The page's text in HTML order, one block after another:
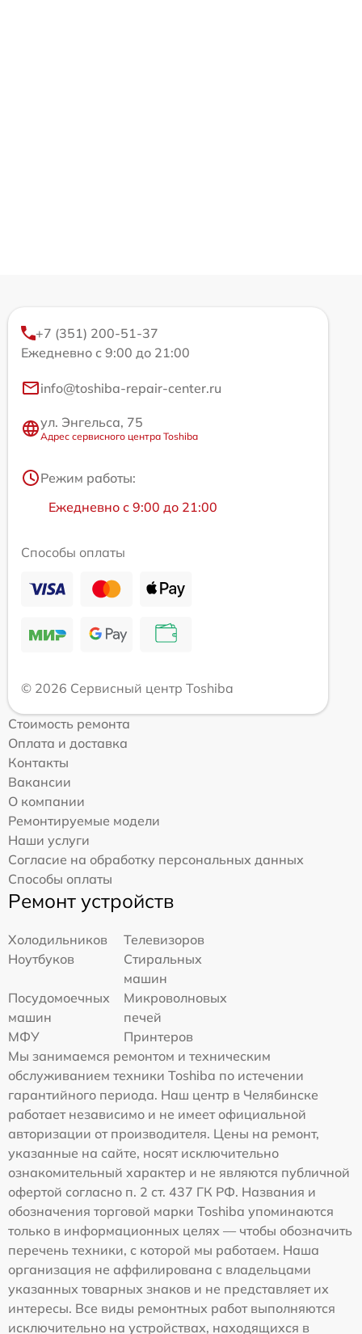
+7 (351) 200-51-37
Ежедневно с 9:00 до 21:00
info@toshiba-repair-center.ru
ул. Энгельса, 75
Адрес сервисного центра Toshiba
Режим работы:
Ежедневно с 9:00 до 21:00
Способы оплаты
© 2026 Сервисный центр Toshiba
Стоимость ремонта
Оплата и доставка
Контакты
Вакансии
О компании
Ремонтируемые модели
Наши услуги
Согласие на обработку персональных данных
Способы оплаты
Ремонт устройств
Холодильников
Телевизоров
Ноутбуков
Стиральных
машин
Посудомоечных
машин
Микроволновых
печей
МФУ
Принтеров
Мы занимаемся ремонтом и техническим
обслуживанием техники Toshiba по истечении
гарантийного периода. Наш центр в Челябинске
работает независимо и не имеет официальной
авторизации от производителя. Цены на ремонт,
указанные на сайте, носят исключительно
ознакомительный характер и не являются публичной
офертой согласно п. 2 ст. 437 ГК РФ. Названия и
обозначения торговой марки Toshiba упоминаются
только в информационных целях — чтобы обозначить
перечень техники, с которой мы работаем. Наша
организация не аффилирована с владельцами
указанных товарных знаков и не представляет их
интересы. Все виды ремонтных работ выполняются
исключительно на устройствах, находящихся в